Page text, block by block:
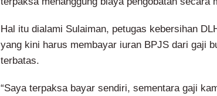
Hal itu dialami Sulaiman, petugas kebersihan
yang kini harus membayar iuran BPJS dari gaji
terbatas.
“Saya terpaksa bayar sendiri, sementara gaji